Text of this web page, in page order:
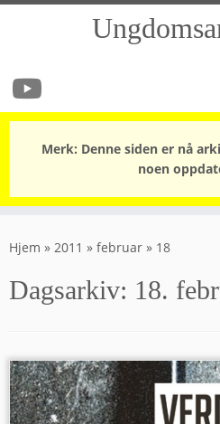
to
Merk: Denne siden er nå
noen
Hjem » 2011 » februar » 18
Dagsarkiv: 18.